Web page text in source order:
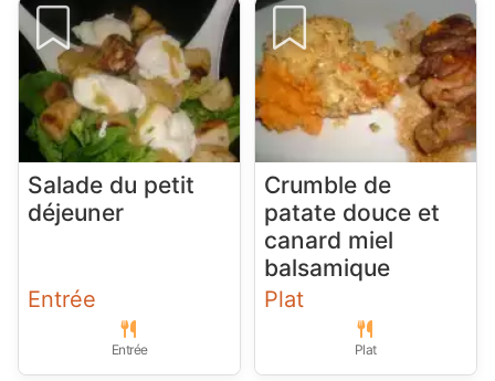
Salade du petit
déjeuner
Entrée
Entrée
Crumble de
patate douce et
canard miel
balsamique
Plat
Plat